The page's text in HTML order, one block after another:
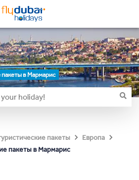
в Мармарис
пакеты
Европа
пакеты в Мармарис